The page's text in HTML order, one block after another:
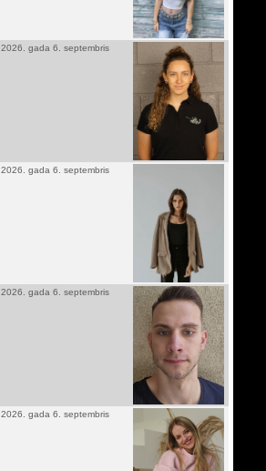
2026. gada 6. septembris
2026. gada 6. septembris
2026. gada 6. septembris
2026. gada 6. septembris